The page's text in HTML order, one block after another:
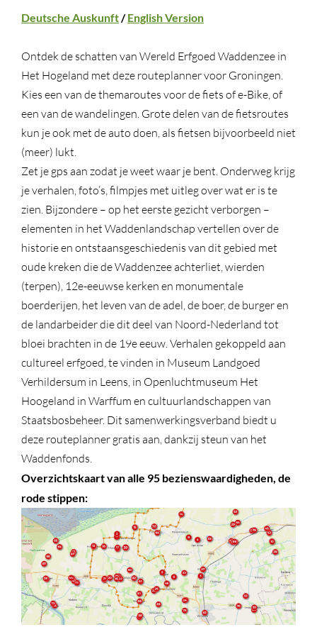
Deutsche Auskunft/English Version
Ontdek de schatten van Wereld Erfgoed Waddenzee in
Het Hogeland met deze routeplanner voor Groningen.
Kies een van de themaroutes voor de fiets of e-Bike, of
een van de wandelingen. Grote delen van de fietsroutes
kun je ook met de auto doen, als fietsen bijvoorbeeld niet
(meer) lukt.
Zet je gps aan zodat je weet waar je bent. Onderweg krijg
je verhalen, foto’s, filmpjes met uitleg over wat er is te
zien. Bijzondere – op het eerste gezicht verborgen –
elementen in het Waddenlandschap vertellen over de
historie en ontstaansgeschiedenis van dit gebied met
oude kreken die de Waddenzee achterliet, wierden
(terpen), 12e-eeuwse kerken en monumentale
boerderijen, het leven van de adel, de boer, de burger en
de landarbeider die dit deel van Noord-Nederland tot
bloei brachten in de 19e eeuw. Verhalen gekoppeld aan
cultureel erfgoed, te vinden in Museum Landgoed
Verhildersum in Leens, in Openluchtmuseum Het
Hoogeland in Warffum en cultuurlandschappen van
Staatsbosbeheer. Dit samenwerkingsverband biedt u
deze routeplanner gratis aan, dankzij steun van het
Waddenfonds.
Overzichtskaart van alle 95 bezienswaardigheden, de
rode stippen: